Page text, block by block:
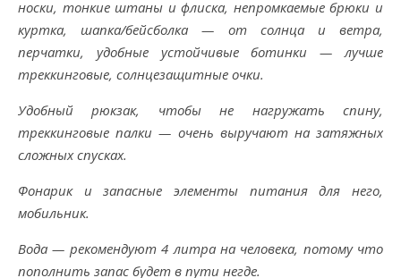
носки, тонкие штаны и флиска, непромкаемые брюки и
куртка, шапка/бейсболка — от солнца и ветра,
перчатки, удобные устойчивые ботинки — лучше
треккинговые, солнцезащитные очки.
Удобный рюкзак, чтобы не нагружать спину,
треккинговые палки — очень выручают на затяжных
сложных спусках.
Фонарик и запасные элементы питания для него,
мобильник.
Вода — рекомендуют 4 литра на человека, потому что
пополнить запас будет в пути негде.